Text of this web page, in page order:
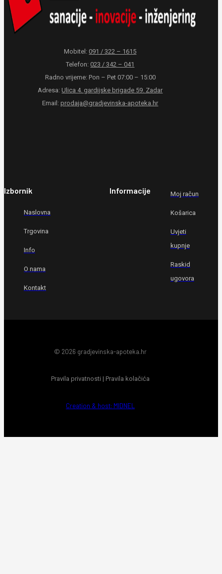
Mobitel:091 / 322 – 1615
Telefon:023 / 342 – 041
Radno vrijeme: Pon – Pet 07:00 – 15:00
Adresa:Ulica 4. gardijske brigade 59. Zadar
Email:prodaja@gradjevinska-apoteka.hr
Izbornik
Naslovna
Trgovina
Info
O nama
Kontakt
Informacije Moj račun
Košarica
Uvjeti
kupnje
Raskid
ugovora
© 2026 gradjevinska-apoteka.hr
Pravila privatnosti | Pravila kolačića
Creation & host: MIDNEL